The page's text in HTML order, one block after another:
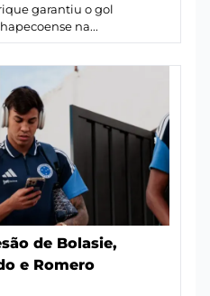
garantiu o gol
na...
de Bolasie,
e Romero